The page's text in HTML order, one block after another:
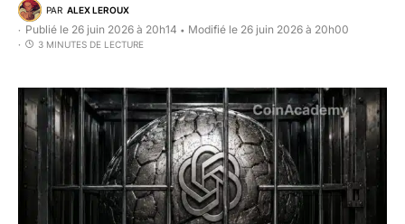
PAR ALEX LEROUX
Publié le 26 juin 2026 à 20h14 • Modifié le 26 juin 2026 à 20h00
3 MINUTES DE LECTURE